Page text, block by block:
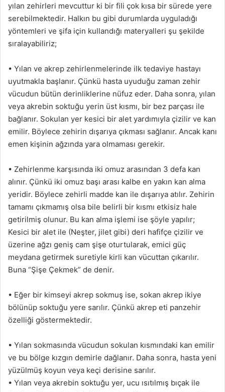
yılan zehirleri mevcuttur ki bir fili çok kısa bir sürede yere
serebilmektedir. Halkın bu gibi durumlarda uyguladığı
yöntemleri ve şifa için kullandığı materyalleri şu şekilde
sıralayabiliriz;
• Yılan ve akrep zehirlenmelerinde ilk tedaviye hastayı
uyutmakla başlanır. Çünkü hasta uyuduğu zaman zehir
vücudun bütün derinliklerine nüfuz eder. Daha sonra, yılan
veya akrebin soktuğu yerin üst kısmı, bir bez parçası ile
bağlanır. Sokulan yer kesici bir alet yardımıyla çizilir ve kan
emilir. Böylece zehirin dışarıya çıkması sağlanır. Ancak kanı
emen kişinin ağzında yara olmaması gerekir.
• Zehirlenme karşısında iki omuz arasından 3 defa kan
alınır. Çünkü iki omuz başı arası kalbe en yakın kan alma
yeridir. Böylece zehirli madde kan ile dışarıya atılır. Zehirin
tamamı çıkmamış olsa bile belirli bir kısmı etkisiz hale
getirilmiş olunur. Bu kan alma işlemi ise şöyle yapılır;
Kesici bir alet ile (Neşter, jilet gibi) deri hafifçe çizilir ve
üzerine ağzı geniş cam şişe oturtularak, emici güç
meydana getirmek suretiyle kirli kan vücuttan çıkarılır.
Buna “Şişe Çekmek” de denir.
• Eğer bir kimseyi akrep sokmuş ise, sokan akrep ikiye
bölünüp soktuğu yere sarılır. Çünkü akrep eti panzehir
özelliği göstermektedir.
• Yılan sokmasında vücudun sokulan kısmındaki kan emilir
ve bu bölge kızgın demirle dağlanır. Daha sonra, hasta yeni
yüzülmüş koyun veya keçi derisine sarılır.
• Yılan veya akrebin soktuğu yer, ucu ısıtılmış bıçak ile